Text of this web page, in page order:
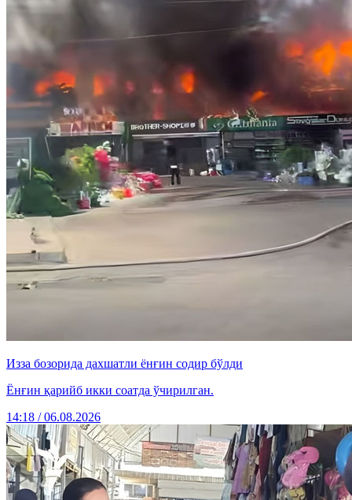
Изза бозорида дахшатли ёнғин содир бўлди
Ёнғин қарийб икки соатда ўчирилган.
14:18 / 06.08.2026